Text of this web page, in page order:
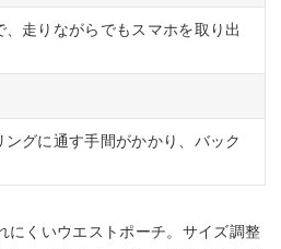
、走りながらでもスマホを取り出
ングに通す手間がかかり、バック
にくいウエストポーチ。サイズ調整